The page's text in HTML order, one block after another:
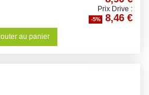
Prix Drive :
-5% 8,46 €
au panier